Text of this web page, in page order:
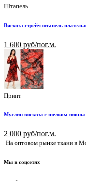
Штапель
Вискоза стрейч штапель
1 600 руб/пог.м.
Принт
Муслин вискоза с шелком
2 000 руб/пог.м.
На оптовом рынке ткани в
Мы в соцсетях